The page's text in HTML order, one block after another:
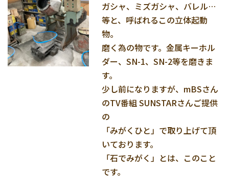
ガシャ、ミズガシャ、バレル…
等と、呼ばれるこの立体起動
物。
磨く為の物です。金属キーホル
ダー、SN-1、SN-2等を磨きま
す。
少し前になりますが、mBSさん
のTV番組 SUNSTARさんご提供
の
「みがくひと」で取り上げて頂
いております。
「石でみがく」とは、このこと
です。